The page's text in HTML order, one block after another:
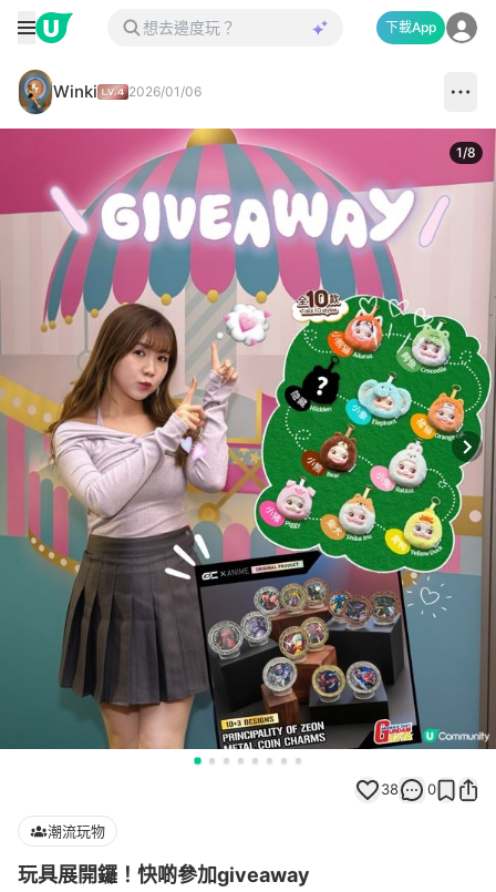
下載App
Winki 2026/01/06
1/8
38 0
潮流玩物
玩具展開鑼！快啲參加giveaway